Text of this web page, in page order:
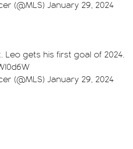
(@MLS) January 29, 2024
Leo gets his first goal of 2024.
(@MLS) January 29, 2024